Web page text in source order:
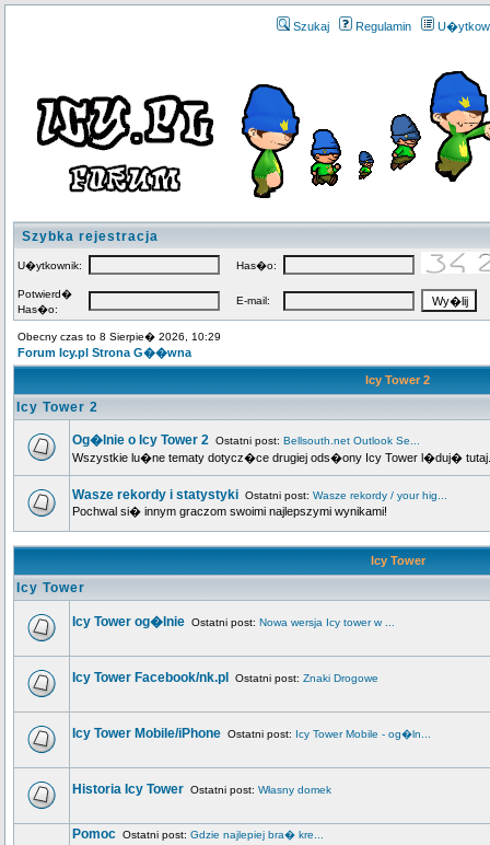
Szukaj Regulamin
Szybka rejestracja
U�ytkownik: Has�o:
Potwierd�
Has�o:
E-mail:
Obecny czas to 8 Sierpie� 2026, 10:29
Forum Icy.pl Strona G��wna
Icy Tower 2
Icy Tower 2
Og�lnie o Icy Tower 2 Ostatni post: Bellsouth.net Outlook Se...
Wszystkie lu�ne tematy dotycz�ce drugiej ods�ony Icy Tower l�duj� tutaj.
Wasze rekordy i statystyki Ostatni post: Wasze rekordy / your hig...
Pochwal si� innym graczom swoimi najlepszymi wynikami!
Icy Tower
Icy Tower
Icy Tower og�lnie Ostatni post: Nowa wersja Icy tower w ...
Icy Tower Facebook/nk.pl Ostatni post: Znaki Drogowe
Icy Tower Mobile/iPhone Ostatni post: Icy Tower Mobile - og�ln...
Historia Icy Tower Ostatni post: Własny domek
Pomoc Ostatni post: Gdzie najlepiej bra� kre...